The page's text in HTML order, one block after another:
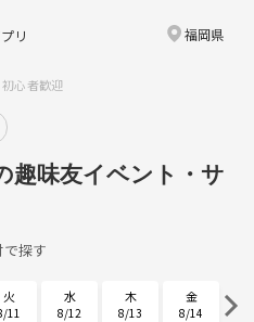
リ 福岡県
初心者歓迎
趣味友イベント・サ
で探す
火
11
水
8/12
木
8/13
金
8/14